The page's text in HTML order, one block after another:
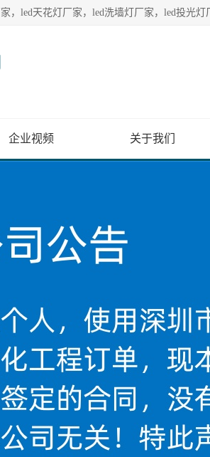
企业视频 关于我们